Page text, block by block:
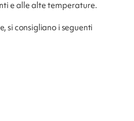
e alle alte temperature.
si consigliano i seguenti